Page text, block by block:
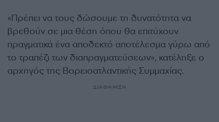
«Πρέπει να τους δώσουμε τη δυνατότητα να
βρεθούν σε μια θέση όπου θα επιτύχουν
πραγματικά ένα αποδεκτό αποτέλεσμα γύρω από
το τραπέζι των διαπραγματεύσεων», κατέληξε ο
αρχηγός της Βορειοατλαντικής Συμμαχίας.
ΔΙΑΦΗΜΙΣΗ